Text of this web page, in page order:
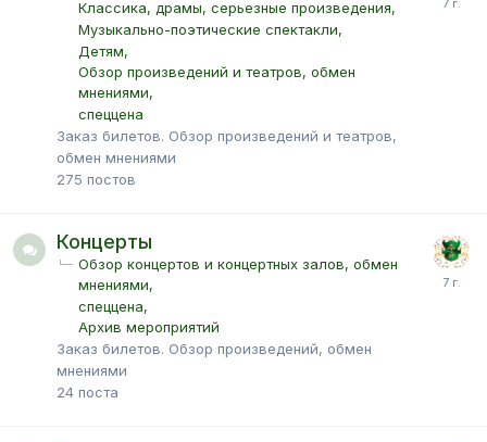
Классика, драмы, серьезные произведения
Музыкально-поэтические спектакли
Детям
Обзор произведений и театров, обмен
мнениями
спеццена
Заказ билетов. Обзор произведений и театров,
обмен мнениями
275 постов
Концерты
Обзор концертов и концертных залов, обмен
мнениями
спеццена
Архив мероприятий
Заказ билетов. Обзор произведений, обмен
мнениями
24 поста